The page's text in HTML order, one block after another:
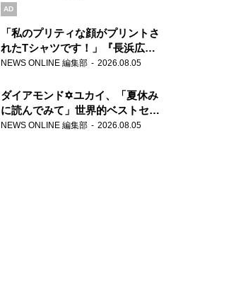
「私のプリティな顔がプリントさ
れたTシャツです！」『長浜広奈
天下無双』初の番組グッズ発売
NEWS ONLINE 編集部 2026.08.05
ダイアモンド✡ユカイ、「夏休み
に読んでみて」世界的ベストセラ
ー『アナスタシア』を紹介
NEWS ONLINE 編集部 2026.08.05